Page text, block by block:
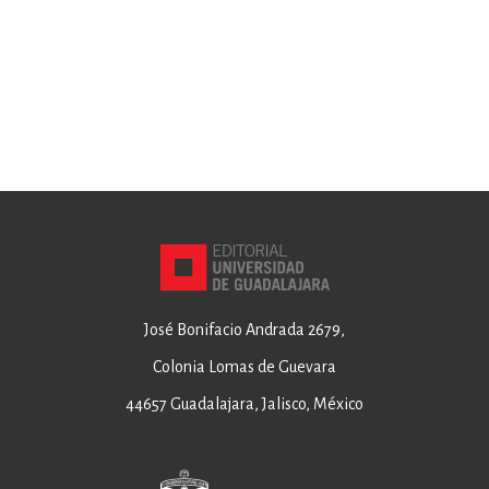
José Bonifacio Andrada 2679,
Colonia Lomas de Guevara
44657 Guadalajara, Jalisco, México